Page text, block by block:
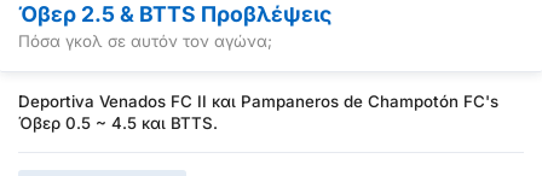
Όβερ 2.5 & BTTS Προβλέψεις
Πόσα γκολ σε αυτόν τον αγώνα;
Deportiva Venados FC II και Pampaneros de Champotón FC's
Όβερ 0.5 ~ 4.5 και BTTS.